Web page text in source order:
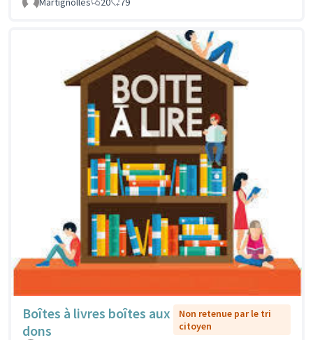
Boîtes à livres boîtes aux
dons
Non retenue par le tri
citoyen